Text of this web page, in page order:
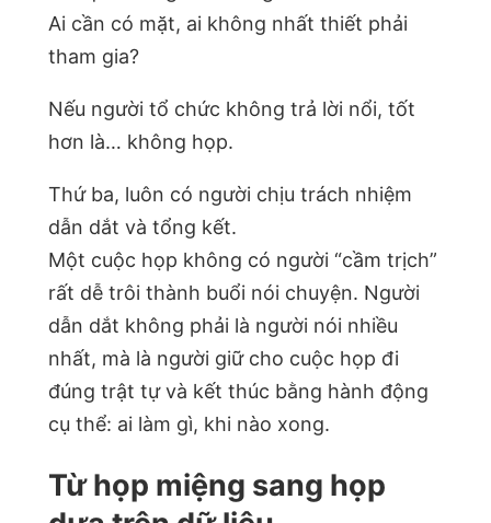
Ai cần có mặt, ai không nhất thiết phải
tham gia?
Nếu người tổ chức không trả lời nổi, tốt
hơn là… không họp.
Thứ ba, luôn có người chịu trách nhiệm
dẫn dắt và tổng kết.
Một cuộc họp không có người “cầm trịch”
rất dễ trôi thành buổi nói chuyện. Người
dẫn dắt không phải là người nói nhiều
nhất, mà là người giữ cho cuộc họp đi
đúng trật tự và kết thúc bằng hành động
cụ thể: ai làm gì, khi nào xong.
Từ họp miệng sang họp